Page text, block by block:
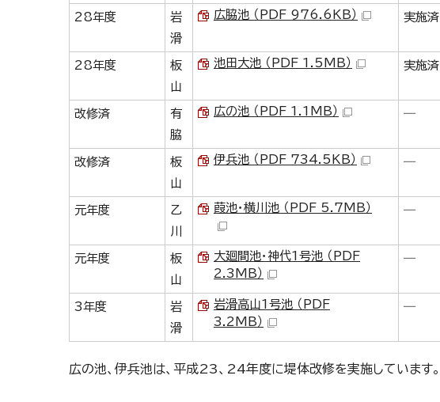
28年度
岩
滑
広脇池 （PDF 976.6KB） 実施済
28年度
板
山
池田大池 （PDF 1.5MB） 実施済
改修済
有
脇
広の池 （PDF 1.1MB） ―
改修済
板
山
伊兵池 （PDF 734.5KB） ―
元年度
乙
川
葭池・横川池 （PDF 5.7MB） ―
元年度
板
山
大廻間池・神代1号池 （PDF
2.3MB）
―
3年度
岩
滑
岩滑高山1号池 （PDF
3.2MB）
―
広の池、伊兵池は、平成23、24年度に堤体改修を実施しています。